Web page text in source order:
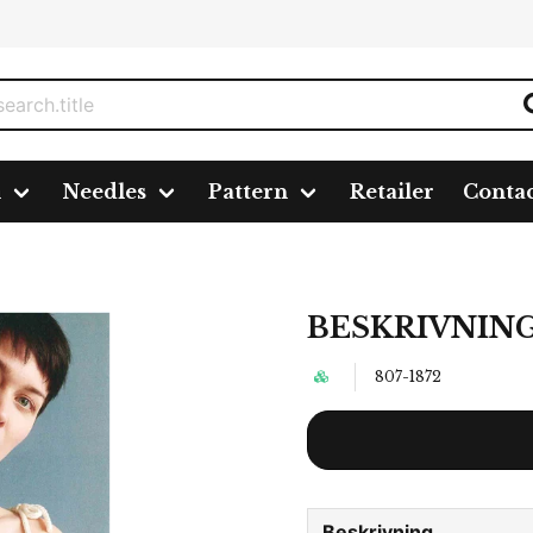
Needles Pattern Retailer
807-1872